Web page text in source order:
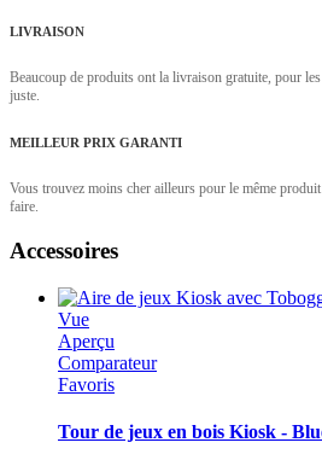
LIVRAISON
Beaucoup de produits ont la livraison gratuite, pour
juste.
MEILLEUR PRIX GARANTI
Vous trouvez moins cher ailleurs pour le même
faire.
Accessoires
Vue
Aperçu
Comparateur
Favoris
Tour de jeux en bois Kiosk -